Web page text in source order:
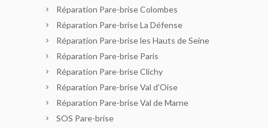
Réparation Pare-brise Colombes
Réparation Pare-brise La Défense
Réparation Pare-brise les Hauts de Seine
Réparation Pare-brise Paris
Réparation Pare-brise Clichy
Réparation Pare-brise Val d’Oise
Réparation Pare-brise Val de Marne
SOS Pare-brise